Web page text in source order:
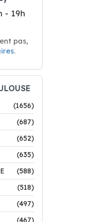
- 19h
pas,
.
(1656)
(687)
(652)
(635)
(588)
(518)
(497)
(467)